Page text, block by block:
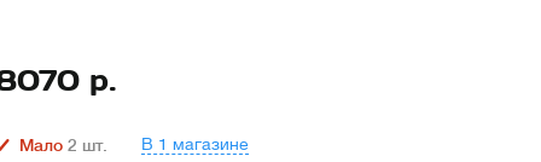
р.
Мало 2 шт. В 1 магазине